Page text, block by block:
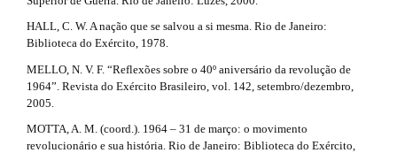
.
t
h
e
m
s
n
#
#
c
l
e
.
HALL, C. W. A nação que se salvou a si mesma. Rio de Janeiro:
Biblioteca do Exército, 1978.
MELLO, N. V. F. “Reflexões sobre o 40º aniversário da revolução de
1964”. Revista do Exército Brasileiro, vol. 142, setembro/dezembro,
2005.
MOTTA, A. M. (coord.). 1964 – 31 de março: o movimento
revolucionário e sua história. Rio de Janeiro: Biblioteca do Exército,